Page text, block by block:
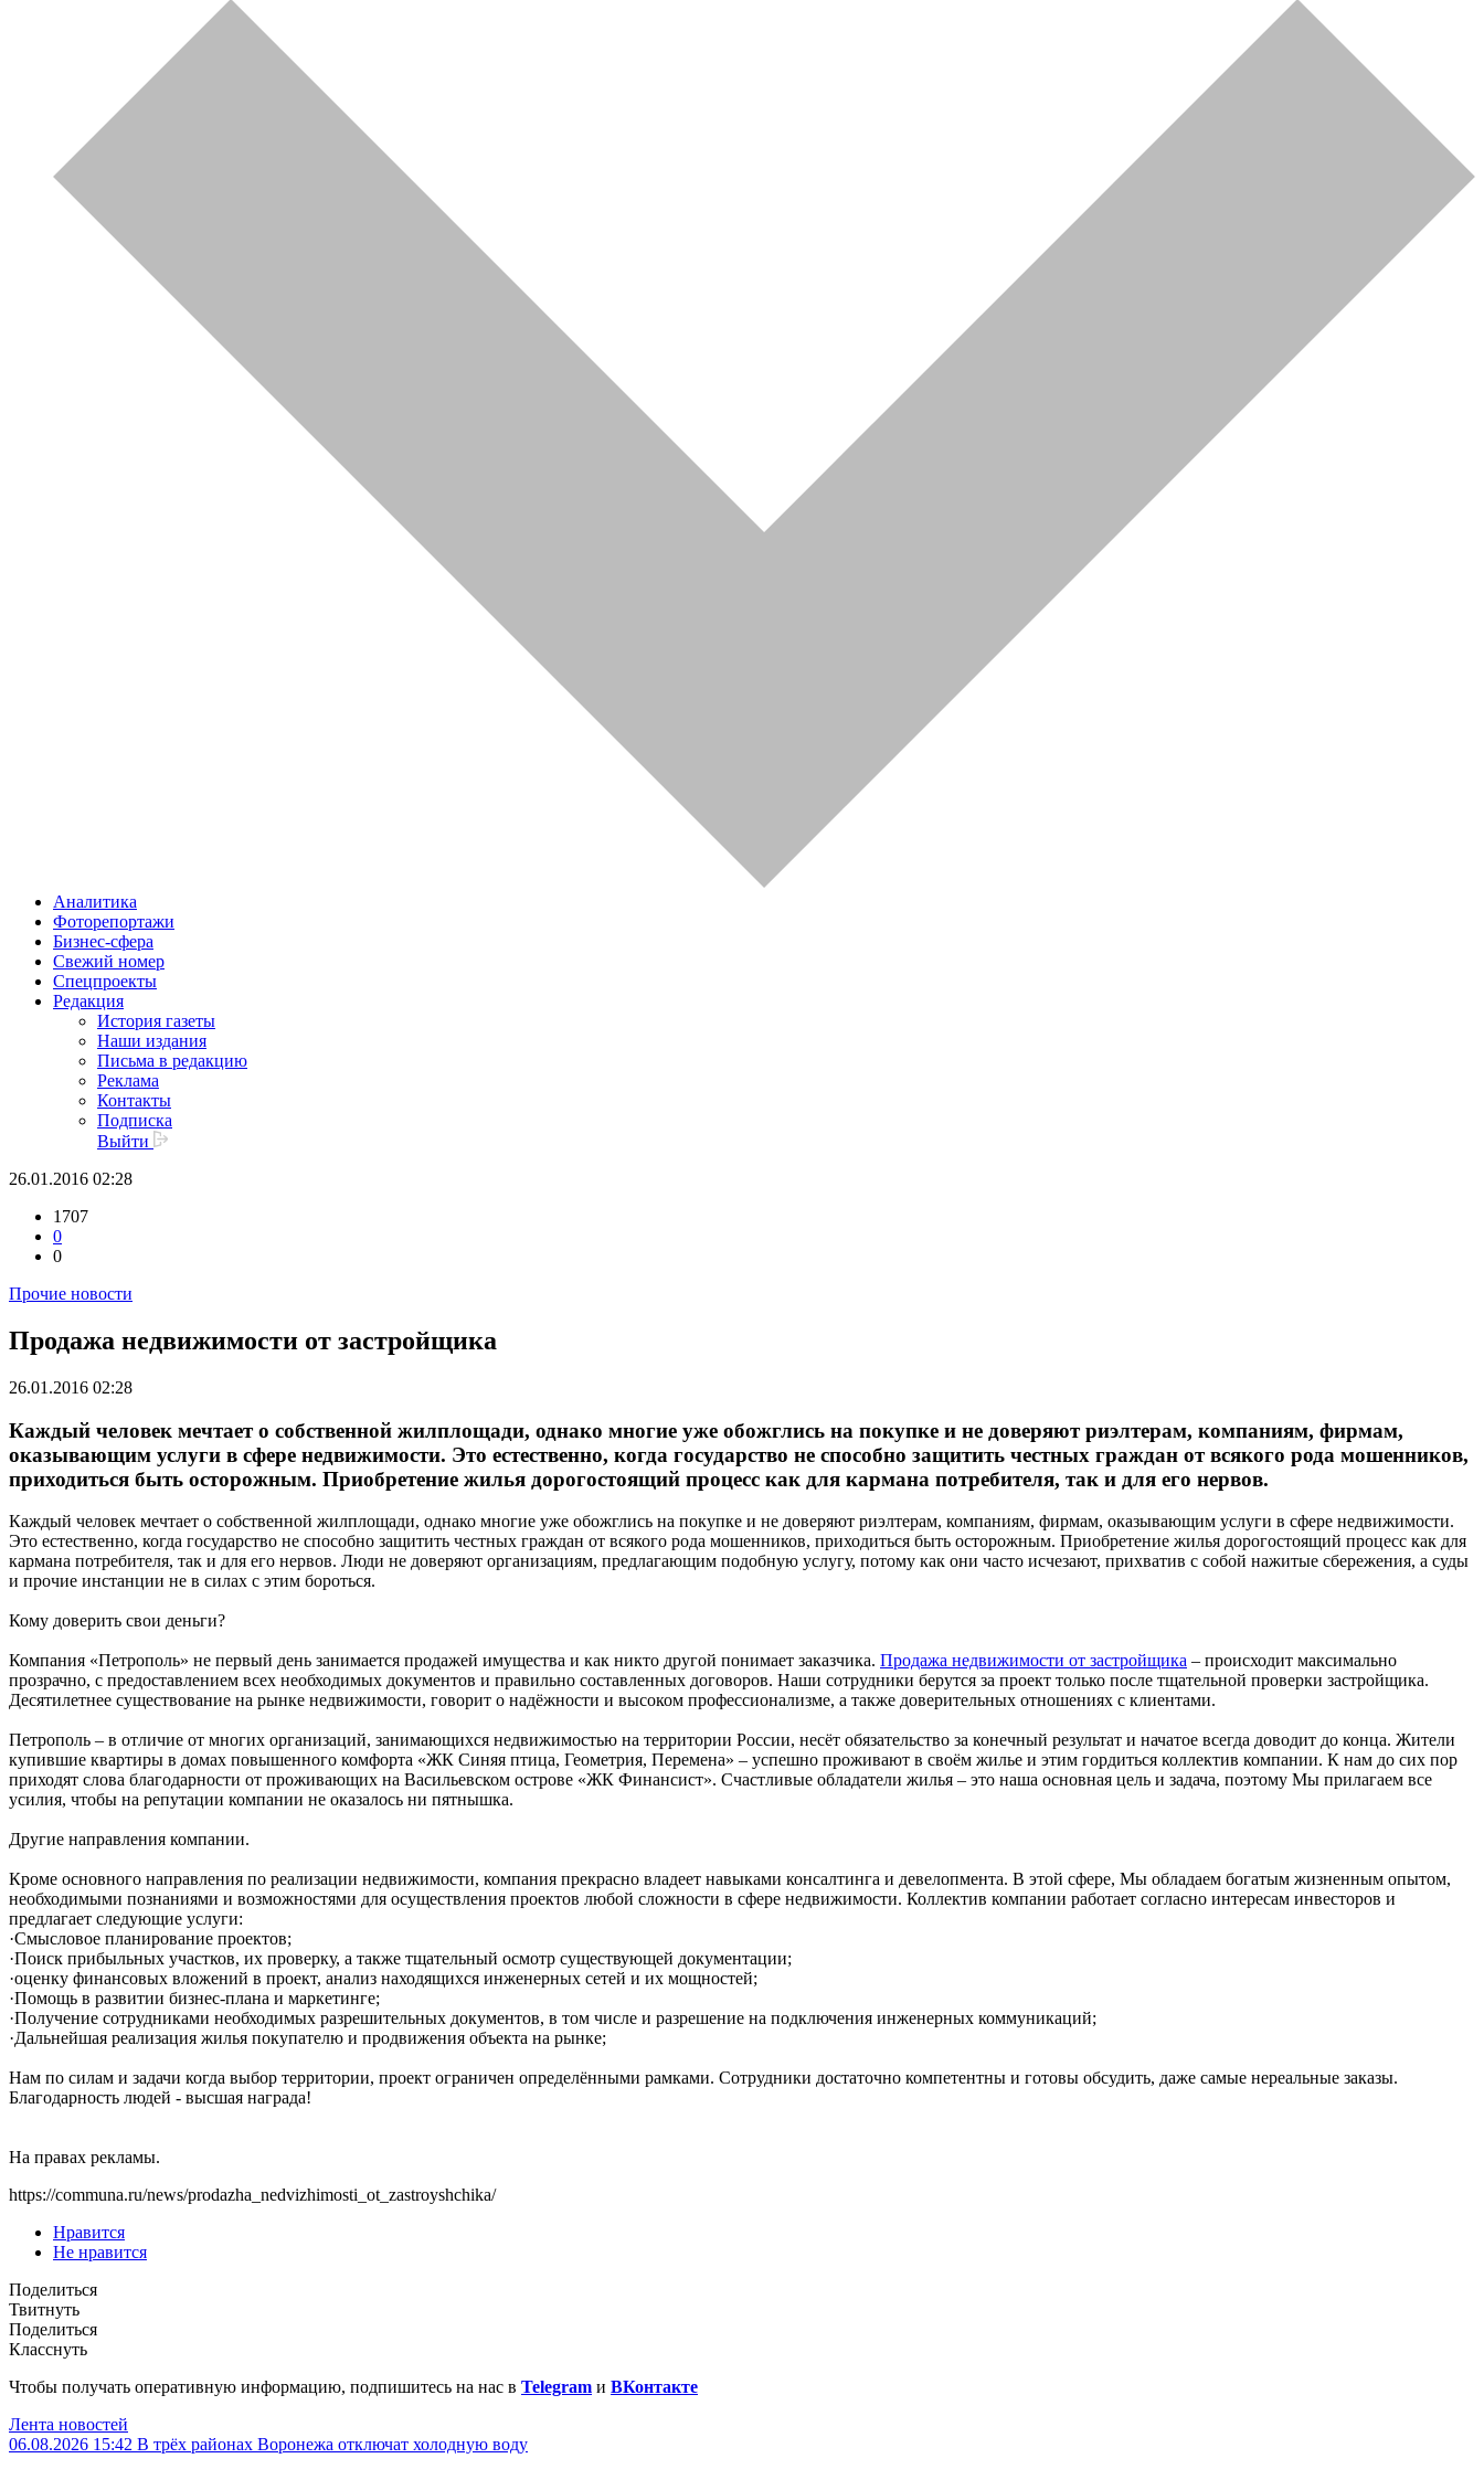
Аналитика
Фоторепортажи
Бизнес-сфера
Свежий номер
Спецпроекты
Редакция
История газеты
Наши издания
Письма в редакцию
Реклама
Контакты
Подписка
Выйти
26.01.2016 02:28
1707
0
0
Прочие новости
Продажа недвижимости от застройщика
26.01.2016 02:28
Каждый человек мечтает о собственной жилплощади, однако многие уже обожглись на покупке и не доверяют риэлтерам, компаниям, фирмам,
оказывающим услуги в сфере недвижимости. Это естественно, когда государство не способно защитить честных граждан от всякого рода мошенников,
приходиться быть осторожным. Приобретение жилья дорогостоящий процесс как для кармана потребителя, так и для его нервов.
Каждый человек мечтает о собственной жилплощади, однако многие уже обожглись на покупке и не доверяют риэлтерам, компаниям, фирмам, оказывающим услуги в сфере недвижимости.
Это естественно, когда государство не способно защитить честных граждан от всякого рода мошенников, приходиться быть осторожным. Приобретение жилья дорогостоящий процесс как для
кармана потребителя, так и для его нервов. Люди не доверяют организациям, предлагающим подобную услугу, потому как они часто исчезают, прихватив с собой нажитые сбережения, а суды
и прочие инстанции не в силах с этим бороться.
Кому доверить свои деньги?
Компания «Петрополь» не первый день занимается продажей имущества и как никто другой понимает заказчика. Продажа недвижимости от застройщика – происходит максимально
прозрачно, с предоставлением всех необходимых документов и правильно составленных договоров. Наши сотрудники берутся за проект только после тщательной проверки застройщика.
Десятилетнее существование на рынке недвижимости, говорит о надёжности и высоком профессионализме, а также доверительных отношениях с клиентами.
Петрополь – в отличие от многих организаций, занимающихся недвижимостью на территории России, несёт обязательство за конечный результат и начатое всегда доводит до конца. Жители
купившие квартиры в домах повышенного комфорта «ЖК Синяя птица, Геометрия, Перемена» – успешно проживают в своём жилье и этим гордиться коллектив компании. К нам до сих пор
приходят слова благодарности от проживающих на Васильевском острове «ЖК Финансист». Счастливые обладатели жилья – это наша основная цель и задача, поэтому Мы прилагаем все
усилия, чтобы на репутации компании не оказалось ни пятнышка.
Другие направления компании.
Кроме основного направления по реализации недвижимости, компания прекрасно владеет навыками консалтинга и девелопмента. В этой сфере, Мы обладаем богатым жизненным опытом,
необходимыми познаниями и возможностями для осуществления проектов любой сложности в сфере недвижимости. Коллектив компании работает согласно интересам инвесторов и
предлагает следующие услуги:
·Смысловое планирование проектов;
·Поиск прибыльных участков, их проверку, а также тщательный осмотр существующей документации;
·оценку финансовых вложений в проект, анализ находящихся инженерных сетей и их мощностей;
·Помощь в развитии бизнес-плана и маркетинге;
·Получение сотрудниками необходимых разрешительных документов, в том числе и разрешение на подключения инженерных коммуникаций;
·Дальнейшая реализация жилья покупателю и продвижения объекта на рынке;
Нам по силам и задачи когда выбор территории, проект ограничен определёнными рамками. Сотрудники достаточно компетентны и готовы обсудить, даже самые нереальные заказы.
Благодарность людей - высшая награда!
На правах рекламы.
https://communa.ru/news/prodazha_nedvizhimosti_ot_zastroyshchika/
Нравится
Не нравится
Поделиться
Твитнуть
Поделиться
Класснуть
Чтобы получать оперативную информацию, подпишитесь на нас в Telegram и ВКонтакте
Лента новостей
06.08.2026 15:42 В трёх районах Воронежа отключат холодную воду